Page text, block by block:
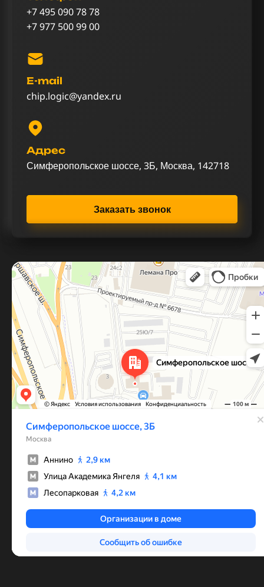
+7 495 090 78 78
+7 977 500 99 00
E-mail
chip.logic@yandex.ru
Адрес
Симферопольское шоссе, 3Б, Москва, 142718
Заказать звонок